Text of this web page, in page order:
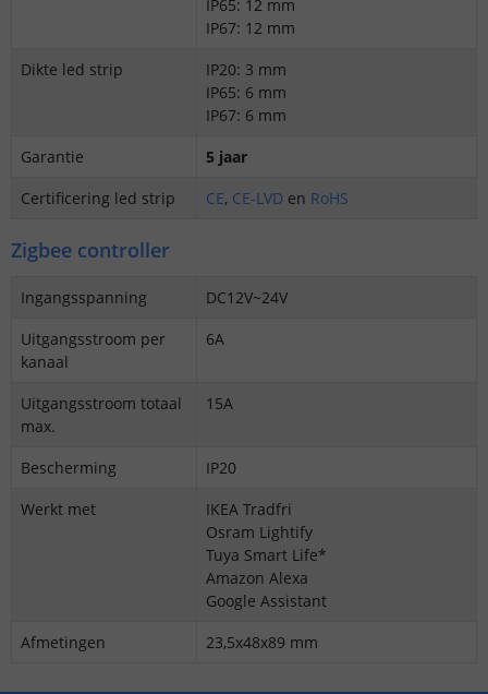
IP65: 12 mm
IP67: 12 mm
Dikte led strip
IP20: 3 mm
IP65: 6 mm
IP67: 6 mm
Garantie
5 jaar
Certificering led strip
CE, CE-LVD en RoHS
Zigbee controller
Ingangsspanning
DC12V~24V
Uitgangsstroom per
kanaal
6A
Uitgangsstroom totaal
max.
15A
Bescherming
IP20
Werkt met
IKEA Tradfri
Osram Lightify
Tuya Smart Life*
Amazon Alexa
Google Assistant
Afmetingen
23,5x48x89 mm